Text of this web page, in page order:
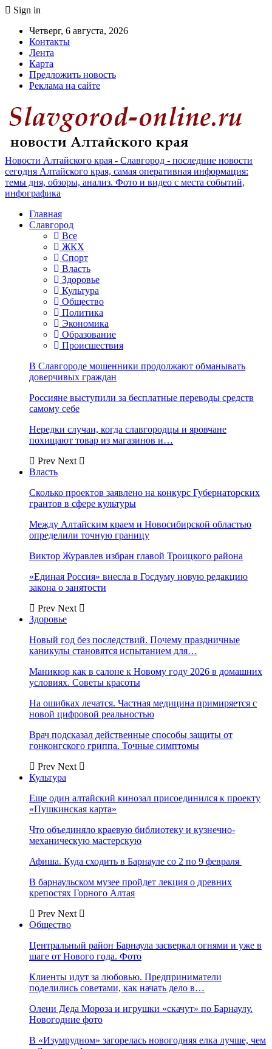
Sign in
Четверг, 6 августа, 2026
Контакты
Лента
Карта
Предложить новость
Реклама на сайте
Новости Алтайского края - Славгород - последние новости
сегодня Алтайского края, самая оперативная информация:
темы дня, обзоры, анализ. Фото и видео с места событий,
инфографика
Главная
Славгород
Все
ЖКХ
Спорт
Власть
Здоровье
Культура
Общество
Политика
Экономика
Образование
Происшествия
В Славгороде мошенники продолжают обманывать
доверчивых граждан
Россияне выступили за бесплатные переводы средств
самому себе
Нередки случаи, когда славгородцы и яровчане
похищают товар из магазинов и…
Prev Next
Власть
Сколько проектов заявлено на конкурс Губернаторских
грантов в сфере культуры
Между Алтайским краем и Новосибирской областью
определили точную границу
Виктор Журавлев избран главой Троицкого района
«Единая Россия» внесла в Госдуму новую редакцию
закона о занятости
Prev Next
Здоровье
Новый год без последствий. Почему праздничные
каникулы становятся испытанием для…
Маникюр как в салоне к Новому году 2026 в домашних
условиях. Советы красоты
На ошибках лечатся. Частная медицина примиряется с
новой цифровой реальностью
Врач подсказал действенные способы защиты от
гонконгского гриппа. Точные симптомы
Prev Next
Культура
Еще один алтайский кинозал присоединился к проекту
«Пушкинская карта»
Что объединяло краевую библиотеку и кузнечно-
механическую мастерскую
Афиша. Куда сходить в Барнауле со 2 по 9 февраля
В барнаульском музее пройдет лекция о древних
крепостях Горного Алтая
Prev Next
Общество
Центральный район Барнаула засверкал огнями и уже в
шаге от Нового года. Фото
Клиенты идут за любовью. Предприниматели
поделились советами, как начать дело в…
Олени Деда Мороза и игрушки «скачут» по Барнаулу.
Новогодние фото
В «Изумрудном» загорелась новогодняя елка лучше, чем